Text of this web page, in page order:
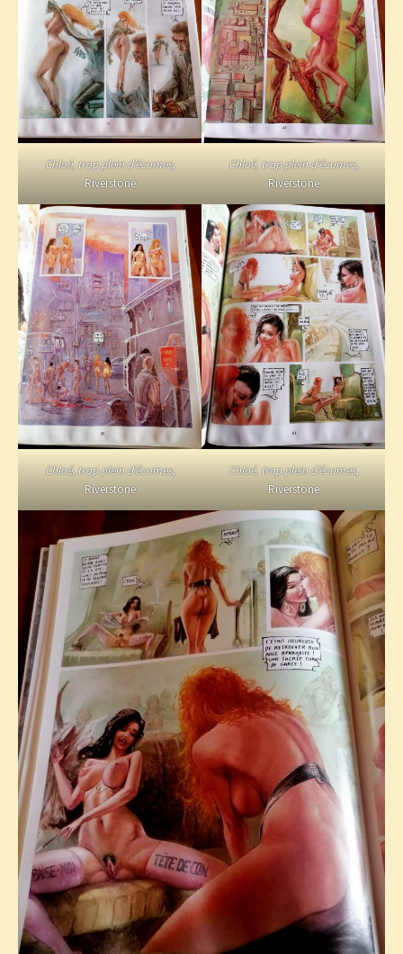
Chloé, trop plein d’écumes,
Riverstone
Chloé, trop plein d’écumes,
Riverstone
Chloé, trop plein d’écumes,
Riverstone
Chloé, trop plein d’écumes,
Riverstone